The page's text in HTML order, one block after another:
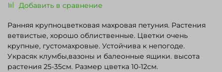
Добавить в сравнение
Ранняя крупноцветковая махровая петуния. Растения
ветвистые, хорошо облиственные. Цветки очень
крупные, густомахровые. Устойчива к непогоде.
Украсяк клумбы,вазоны и балеонные ящики. высота
растения 25-35см. Размер цветка 10-12см.